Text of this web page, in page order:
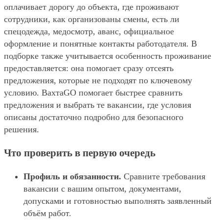
оплачивает дорогу до объекта, где проживают
сотрудники, как организованы смены, есть ли
спецодежда, медосмотр, аванс, официальное
оформление и понятные контакты работодателя. В
подборке также учитывается особенность проживание
предоставляется: она помогает сразу отсеять
предложения, которые не подходят по ключевому
условию. ВахтаGO помогает быстрее сравнить
предложения и выбрать те вакансии, где условия
описаны достаточно подробно для безопасного
решения.
Что проверить в первую очередь
Профиль и обязанности. Сравните требования
вакансии с вашим опытом, документами,
допусками и готовностью выполнять заявленный
объём работ.